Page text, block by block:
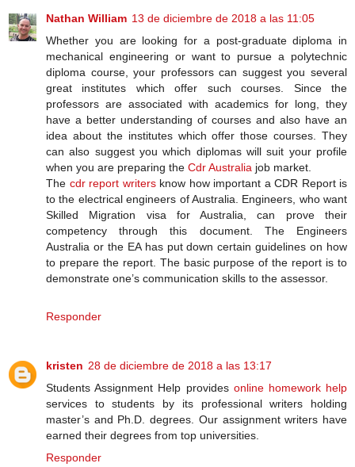
Nathan William 13 de diciembre de 2018 a las 11:05
Whether you are looking for a post-graduate diploma in
mechanical engineering or want to pursue a polytechnic
diploma course, your professors can suggest you several
great institutes which offer such courses. Since the
professors are associated with academics for long, they
have a better understanding of courses and also have an
idea about the institutes which offer those courses. They
can also suggest you which diplomas will suit your profile
when you are preparing the Cdr Australia job market.
The cdr report writersknow how important a CDR Report is
to the electrical engineers of Australia. Engineers, who want
Skilled Migration visa for Australia, can prove their
competency through this document. The Engineers
Australia or the EA has put down certain guidelines on how
to prepare the report. The basic purpose of the report is to
demonstrate one’s communication skills to the assessor.
Responder
kristen 28 de diciembre de 2018 a las 13:17
Students Assignment Help provides online homework help
services to students by its professional writers holding
master’s and Ph.D. degrees. Our assignment writers have
earned their degrees from top universities.
Responder